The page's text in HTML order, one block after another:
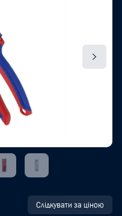
Слідкувати за ціною